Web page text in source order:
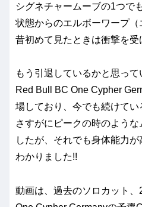
シグネチャームーブの1つで
状態からのエルボーワープ
昔初めて見たときは衝撃を
もう引退しているかと思っ
Red Bull BC One Cypher
場しており、今でも続けてい
さすがにピークの時のよう
したが、それでも身体能力が
わかりました!!
動画は、過去のソロカット